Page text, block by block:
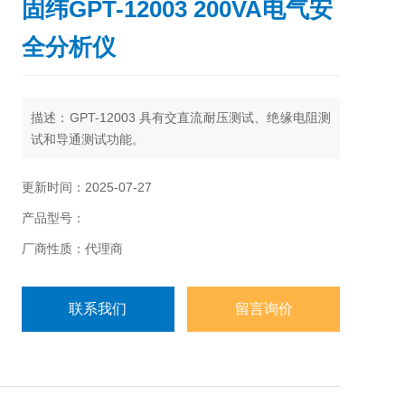
固纬GPT-12003 200VA电气安
全分析仪
描述： GPT-12003 具有交直流耐压测试、绝缘电阻测
试和导通测试功能。
更新时间：2025-07-27
产品型号：
厂商性质：代理商
联系我们 留言询价